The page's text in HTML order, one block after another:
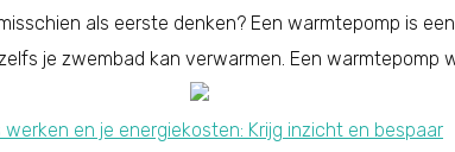
als eerste denken? Een warmtepomp is
je zwembad kan verwarmen. Een warmtepomp
werken en je energiekosten: Krijg inzicht en bespaar